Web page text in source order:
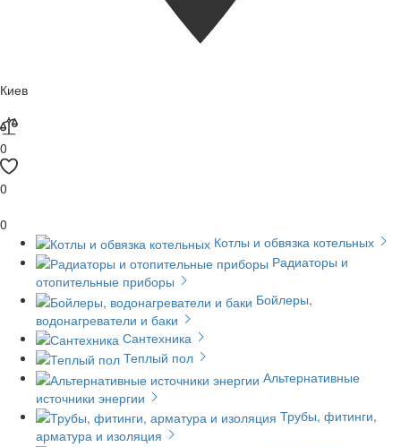
Киев
0
0
0
Котлы и обвязка котельных
Радиаторы и
отопительные приборы
Бойлеры,
водонагреватели и баки
Сантехника
Теплый пол
Альтернативные
источники энергии
Трубы, фитинги,
арматура и изоляция